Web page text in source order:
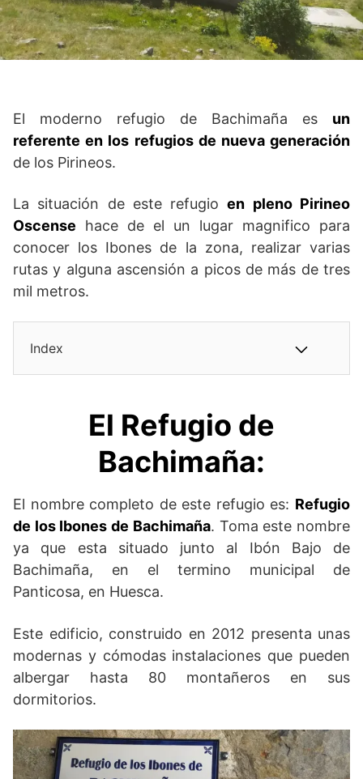
El moderno refugio de Bachimaña es un
referente en los refugios de nueva generación
de los Pirineos.
La situación de este refugioen pleno Pirineo
Oscense hace de el un lugar magnifico para
conocer los Ibones de la zona, realizar varias
rutas y alguna ascensión a picos de más de tres
mil metros.
Index
El Refugio de
Bachimaña:
El nombre completo de este refugio es: Refugio
de los Ibones de Bachimaña. Toma este nombre
ya que esta situado junto al Ibón Bajo de
Bachimaña, en el termino municipal de
Panticosa, en Huesca.
Este edificio, construido en 2012 presenta unas
modernas y cómodas instalaciones que pueden
albergar hasta 80 montañeros en sus
dormitorios.